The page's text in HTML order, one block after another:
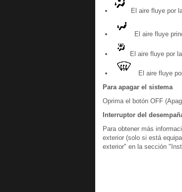
El aire fluye por
El aire fluye
El aire fluye por
El aire fluye
Para apagar el sistema
Oprima el botón OFF
Interruptor del
Para obtener más
exterior (solo si está
exterior" en la sección